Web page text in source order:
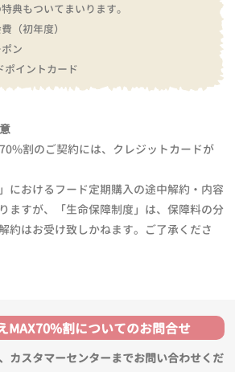
典もついてまいります。
（初年度）
ン
ポイントカード
割のご契約には、クレジットカードが
におけるフード定期購入の途中解約・内容
ますが、「生命保障制度」は、保障料の分
約はお受け致しかねます。ご了承くださ
MAX70%割についてのお問合せ
カスタマーセンターまでお問い合わせくだ